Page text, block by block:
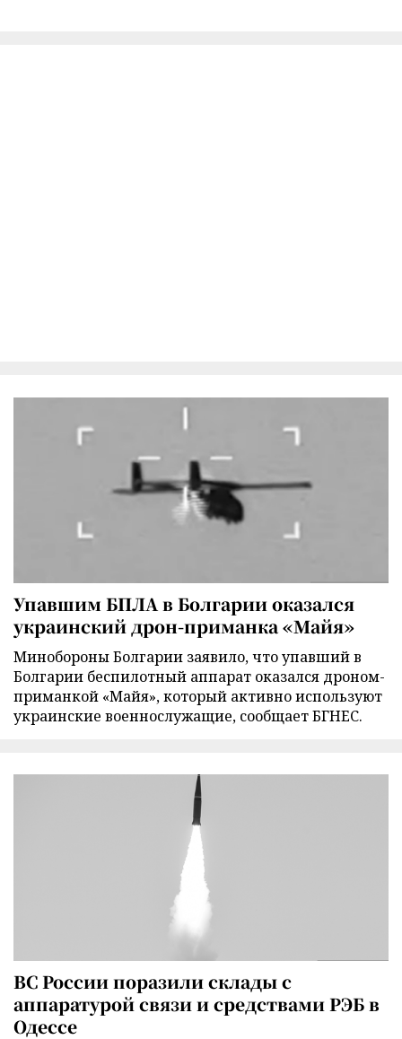
Упавшим БПЛА в Болгарии оказался
украинский дрон-приманка «Майя»
Минобороны Болгарии заявило, что упавший в
Болгарии беспилотный аппарат оказался дроном-
приманкой «Майя», который активно используют
украинские военнослужащие, сообщает БГНЕС.
ВС России поразили склады с
аппаратурой связи и средствами РЭБ в
Одессе